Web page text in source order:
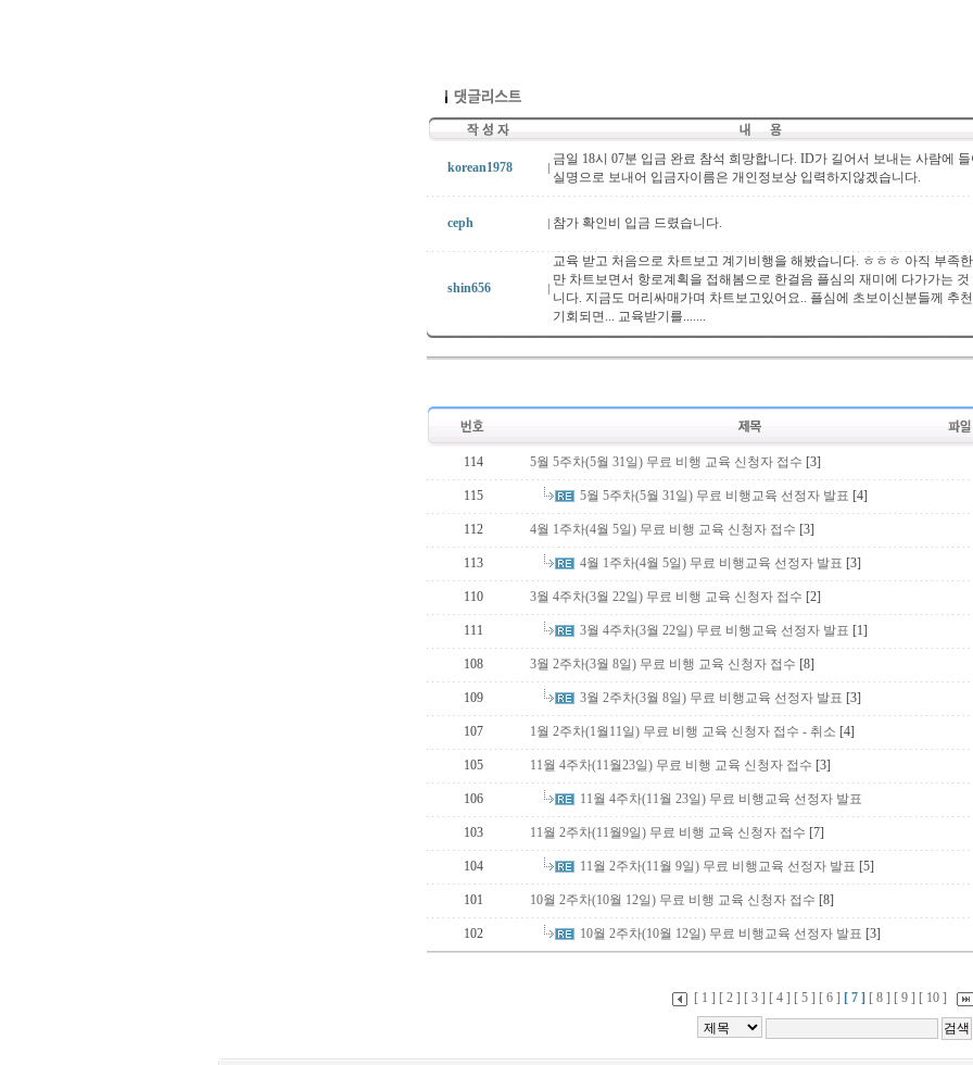
korean1978
금일 18시 07분 입금 완료 참석 희망합니다. ID가 길어서 보내는 사람에
실명으로 보내어 입금자이름은 개인정보상 입력하지않겠습니다.
ceph 참가 확인비 입금 드렸습니다.
shin656
교육 받고 처음으로 차트보고 계기비행을 해봤습니다. ㅎㅎㅎ 아직 부족
만 차트보면서 항로계획을 접해봄으로 한걸음 플심의 재미에 다가가는
니다. 지금도 머리싸매가며 차트보고있어요.. 플심에 초보이신분들께 추
기회되면... 교육받기를.......
114 5월 5주차(5월 31일) 무료 비행 교육 신청자 접수 [3]
115 5월 5주차(5월 31일) 무료 비행교육 선정자 발표 [4]
112 4월 1주차(4월 5일) 무료 비행 교육 신청자 접수 [3]
113 4월 1주차(4월 5일) 무료 비행교육 선정자 발표 [3]
110 3월 4주차(3월 22일) 무료 비행 교육 신청자 접수 [2]
111 3월 4주차(3월 22일) 무료 비행교육 선정자 발표 [1]
108 3월 2주차(3월 8일) 무료 비행 교육 신청자 접수 [8]
109 3월 2주차(3월 8일) 무료 비행교육 선정자 발표 [3]
107 1월 2주차(1월11일) 무료 비행 교육 신청자 접수 - 취소 [4]
105 11월 4주차(11월23일) 무료 비행 교육 신청자 접수 [3]
106 11월 4주차(11월 23일) 무료 비행교육 선정자 발표
103 11월 2주차(11월9일) 무료 비행 교육 신청자 접수 [7]
104 11월 2주차(11월 9일) 무료 비행교육 선정자 발표 [5]
101 10월 2주차(10월 12일) 무료 비행 교육 신청자 접수 [8]
102 10월 2주차(10월 12일) 무료 비행교육 선정자 발표 [3]
[ 1 ] [ 2 ] [ 3 ] [ 4 ] [ 5 ] [ 6 ] [ 7 ] [ 8 ] [ 9 ] [ 10 ]